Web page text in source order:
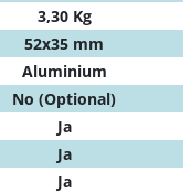
3,30 Kg
52x35 mm
Aluminium
No (Optional)
Ja
Ja
Ja